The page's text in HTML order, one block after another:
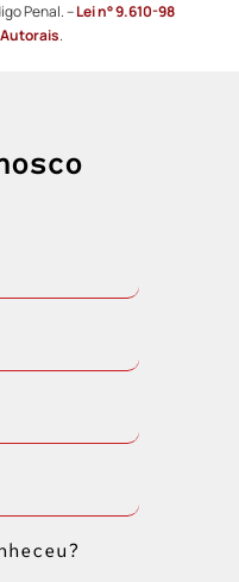
Penal. –Lei n° 9.610-98
.